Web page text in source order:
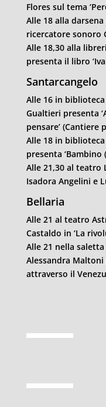
Flores sul tema
Alle 18 alla
ricercatore sonoro
Alle 18,30 alla
presenta il libro
Santarcangelo
Alle 16 in
Gualtieri presenta
pensare’ (Cantiere
Alle 18 in
presenta
Alle 21,30 al teatro
Isadora Angelini e
Bellaria
Alle 21 al teatro
Castaldo in ‘La
Alle 21 nella
Alessandra Maltoni
attraverso il